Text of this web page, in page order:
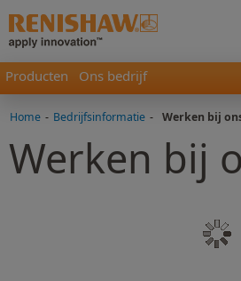
Producten Ons bedrijf
Home - Bedrijfsinformatie - Werken bij
Werken bij